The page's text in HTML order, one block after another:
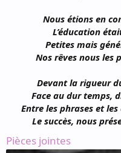
Nous étions en
L’éducation
Petites mais
Nos rêves nous les
Devant la rigueur
Face au dur temps,
Entre les phrases et
Le succès, nous
Pièces jointes